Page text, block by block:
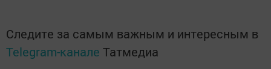
Следите за самым важным и интересным в
Telegram-канале Татмедиа